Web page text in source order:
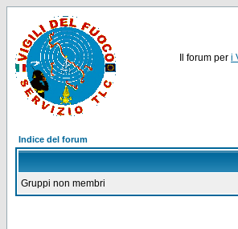
Il forum per i
Indice del forum
Gruppi non membri